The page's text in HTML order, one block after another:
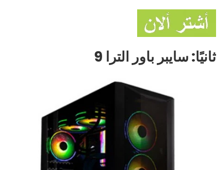
ثانيًا: سايبر باور الترا 9